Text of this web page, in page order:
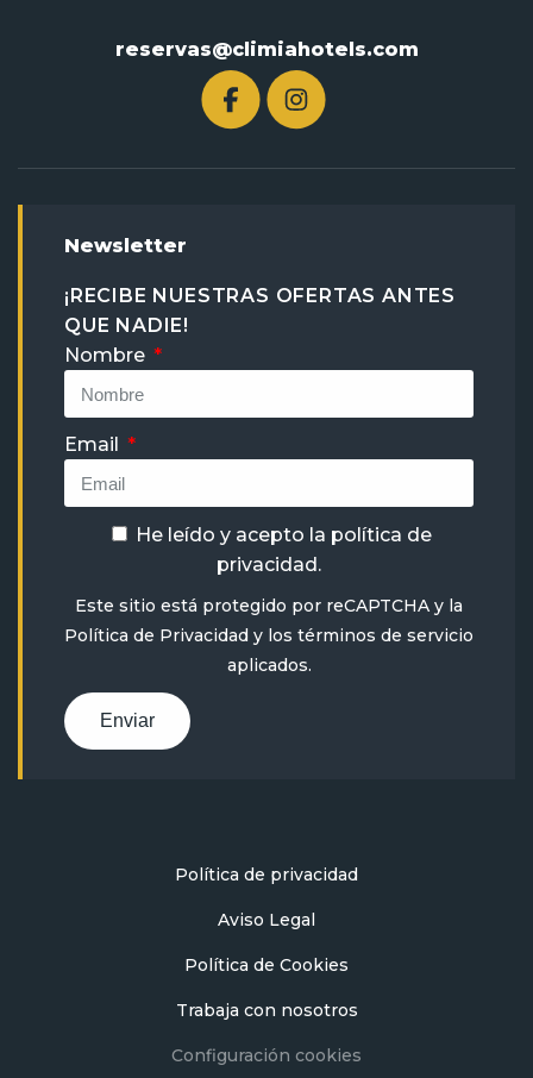
reservas@climiahotels.com
Newsletter
¡RECIBE NUESTRAS OFERTAS ANTES
QUE NADIE!
Nombre
Email
He leído y acepto la política de
privacidad.
Este sitio está protegido por reCAPTCHA y la
Política de Privacidad y los términos de servicio
aplicados.
Enviar
Política de privacidad
Aviso Legal
Política de Cookies
Trabaja con nosotros
Configuración cookies